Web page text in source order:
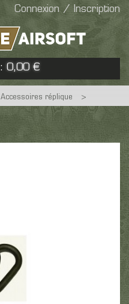
Connexion / Inscription
: 0,00 €
Commander
Accessoires réplique
>